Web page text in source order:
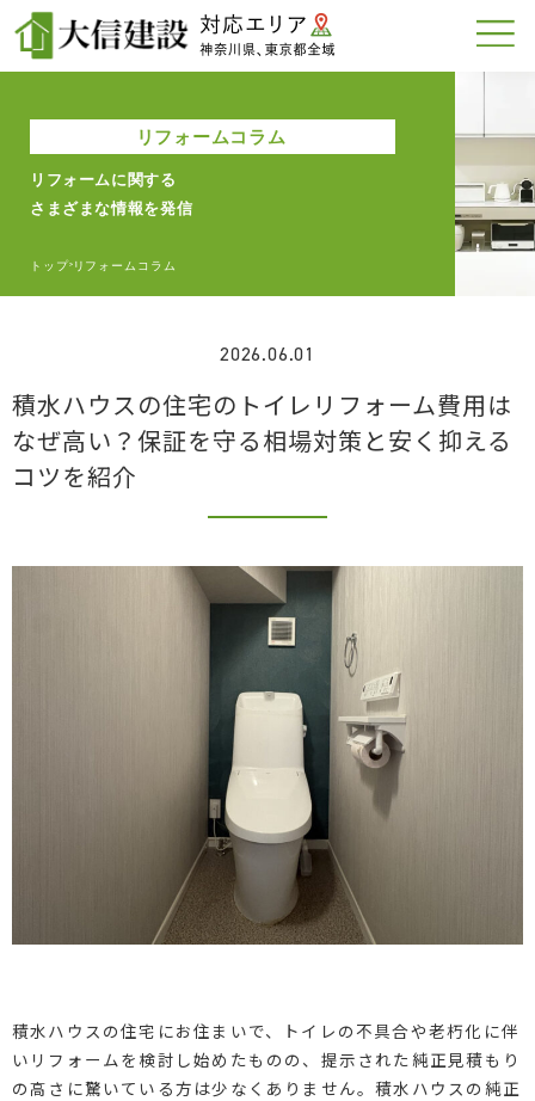
リフォームコラム
リフォームに関する
さまざまな情報を発信
トップ>リフォームコラム
2026.06.01
積水ハウスの住宅のトイレリフォーム費用は
なぜ高い？保証を守る相場対策と安く抑える
コツを紹介
積水ハウスの住宅にお住まいで、トイレの不具合や老朽化に伴
いリフォームを検討し始めたものの、提示された純正見積もり
の高さに驚いている方は少なくありません。積水ハウスの純正